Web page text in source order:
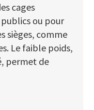
cages
ou pour
sièges, comme
Le faible poids,
permet de